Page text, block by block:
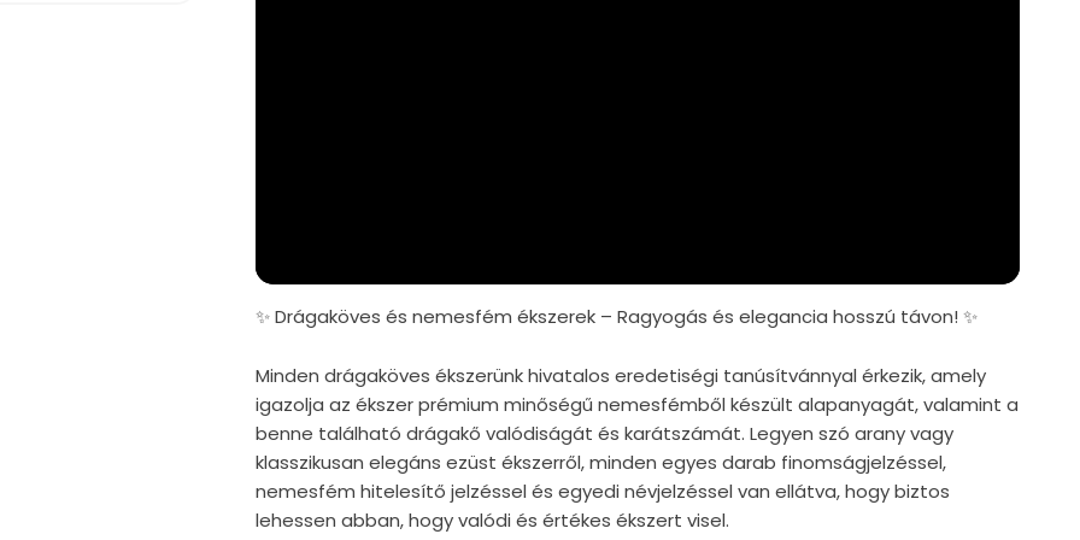
✨ Drágaköves és nemesfém ékszerek – Ragyogás és elegancia hosszú távon! ✨
Minden drágaköves ékszerünk hivatalos eredetiségi tanúsítvánnyal érkezik, amely
igazolja az ékszer prémium minőségű nemesfémből készült alapanyagát, valamint a
benne található drágakő valódiságát és karátszámát. Legyen szó arany vagy
klasszikusan elegáns ezüst ékszerről, minden egyes darab finomságjelzéssel,
nemesfém hitelesítő jelzéssel és egyedi névjelzéssel van ellátva, hogy biztos
lehessen abban, hogy valódi és értékes ékszert visel.